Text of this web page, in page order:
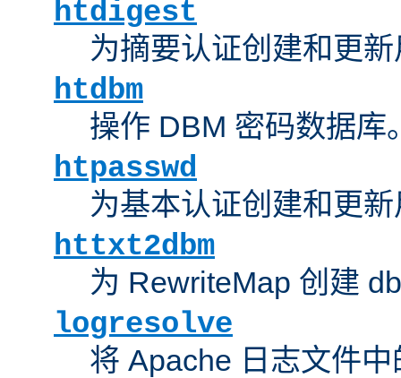
htdigest
为摘要认证创建和更
htdbm
操作 DBM 密码数据库
htpasswd
为基本认证创建和更
httxt2dbm
为 RewriteMap 创建
logresolve
将 Apache 日志文件